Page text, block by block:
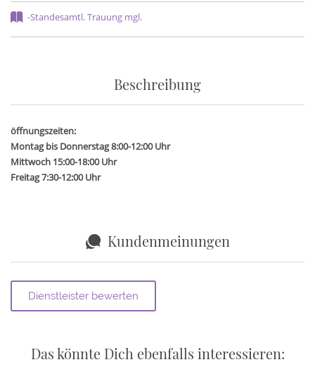
-Standesamtl. Trauung mgl.
Beschreibung
öffnungszeiten:
Montag bis Donnerstag 8:00-12:00 Uhr
Mittwoch 15:00-18:00 Uhr
Freitag 7:30-12:00 Uhr
Kundenmeinungen
Das könnte Dich ebenfalls interessieren: